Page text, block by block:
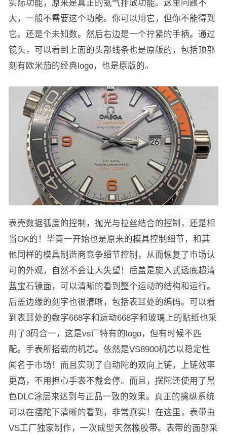
实际功能，原来是真正的氦气排放功能。这里问题不
大，一般不需要这个功能。你可以用它，但你不能得到
它。还是个未知数。然后右边是一个拧紧的手柄。通过
镜头，可以看到上面的头部线条也是原版的，包括顶部
刻有欧米茄的经典logo，也是原版的。
表壳数据弧度的控制，抛光与拉丝结合的控制，还是相
当OK的！毕竟一开始也是原来的模具控制细节，和其
他同样的模具制造商竞争细节控制，从而恢复了市场认
可的外观，自然不会让人失望！后盖是旋入式透底超清
蓝宝石镜面，可以清晰的看到整个运动的结构和运行。
后盖边缘的刻字也很清晰，包括表耳处的编码。可以看
到表耳处的数字668字和运动668字和玻璃上的贴纸也采
用了3码合一，这是vs厂特有的logo，但有时候不匹
配。手表所搭载的机芯。依然是VS8900机芯以稳定性
闻名于市场！而且实现了自动陀的双向上链，上链效率
更高，不用担心手表不戴会停。而且，摆陀还使用了黑
色DLC涂层来达到与正品一致的效果。真正的擒纵系统
可以在摆陀下清晰的看到，非常真实！在这里，表带由
VS工厂独家制作，一次成型天然橡胶带。表带的面部采